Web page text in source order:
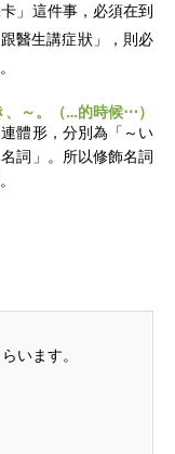
」這件事，必須在到
醫生講症狀」，則必
～。（…的時候⋯）
體形，分別為「～い
詞」。所以修飾名詞
います。